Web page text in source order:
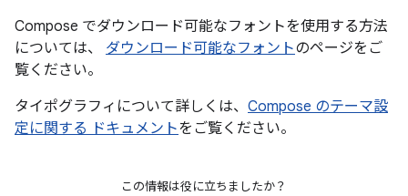
Compose でダウンロード可能なフォントを使用する方法
については、 ダウンロード可能なフォントのページをご
覧ください。
タイポグラフィについて詳しくは、 Compose のテーマ設
定に関する ドキュメントをご覧ください。
この情報は役に立ちましたか？